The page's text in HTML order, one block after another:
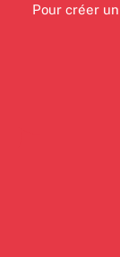
Pour créer